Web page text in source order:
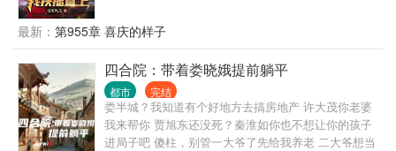
事，事事顺心，
最新： 第955章 喜庆的样子
四合院：带着娄晓娥提前躺平
都市 完结
娄半城？我知道有个好地方去搞房地产 许大茂你老婆
我来帮你 贾旭东还没死？秦淮如你也不想让你的孩子
进局子吧 傻柱，别管一大爷了先给我养老 二大爷想当